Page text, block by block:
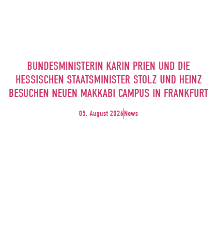
BUNDESMINISTERIN KARIN PRIEN UND DIE
HESSISCHEN STAATSMINISTER STOLZ UND HEINZ
BESUCHEN NEUEN MAKKABI CAMPUS IN FRANKFURT
05. August 2026News